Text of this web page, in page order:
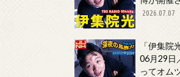
2026.07.07
「伊集院
06月29日
ってオム